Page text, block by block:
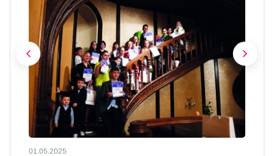
01.05.2025